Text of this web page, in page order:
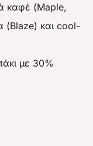
καφέ (Maple,
(Blaze) και cool-
με 30%